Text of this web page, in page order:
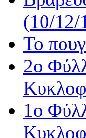
(10/12/
Το
2ο
1ο